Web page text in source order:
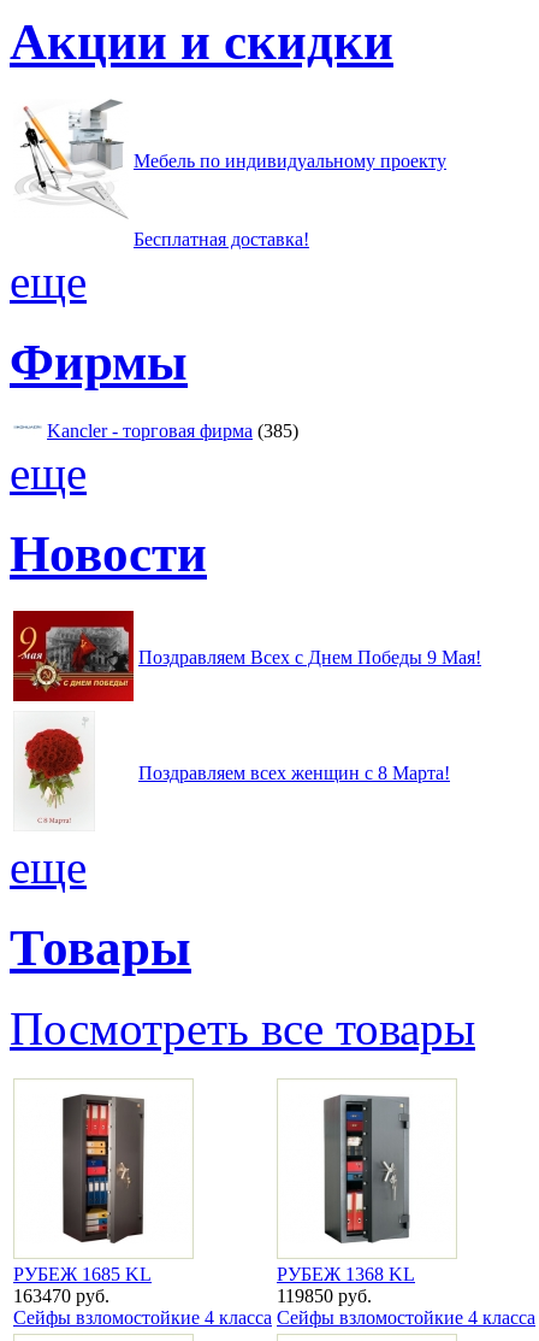
Акции и скидки
Мебель по индивидуальному проекту
Бесплатная доставка!
еще
Фирмы
Kancler - торговая фирма (385)
еще
Новости
Поздравляем Всех с Днем Победы 9 Мая!
Поздравляем всех женщин с 8 Марта!
еще
Товары
Посмотреть все товары
РУБЕЖ 1685 KL
163470 руб.
Сейфы взломостойкие 4 класса
РУБЕЖ 1368 KL
119850 руб.
Сейфы взломостойкие 4 класса